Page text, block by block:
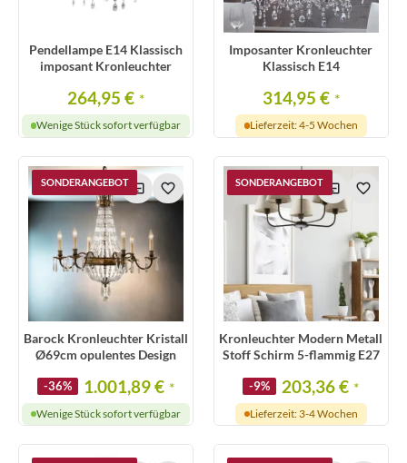
Pendellampe E14 Klassisch
imposant Kronleuchter
264,95 € *
Wenige Stück sofort verfügbar
Imposanter Kronleuchter
Klassisch E14
314,95 € *
Lieferzeit: 4-5 Wochen
SONDERANGEBOT
Barock Kronleuchter Kristall
Ø69cm opulentes Design
-36% 1.001,89 € *
Wenige Stück sofort verfügbar
SONDERANGEBOT
Kronleuchter Modern Metall
Stoff Schirm 5-flammig E27
-9% 203,36 € *
Lieferzeit: 3-4 Wochen